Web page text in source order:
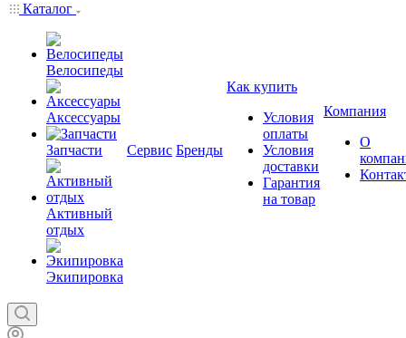
Каталог
Велосипеды
Аксессуары
Запчасти
Активный
отдых
Экипировка
Сервис Бренды
Как купить
Условия
оплаты
Условия
доставки
Гарантия
на товар
Компания
О